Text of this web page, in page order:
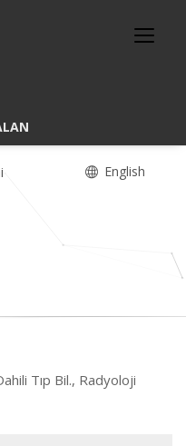
English
Tıp Bil., Radyoloji